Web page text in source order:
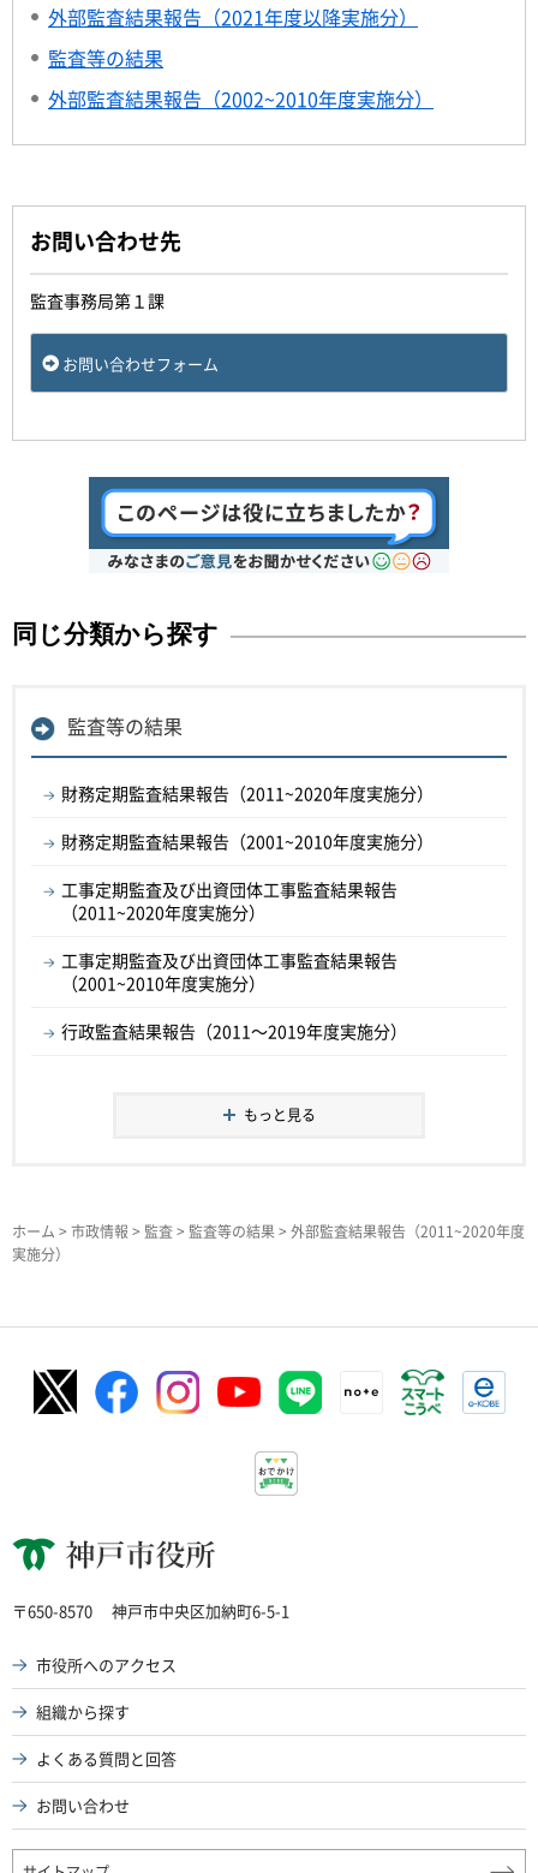
外部監査結果報告（2021年度以降実施分）
監査等の結果
外部監査結果報告（2002~2010年度実施分）
お問い合わせ先
監査事務局第１課
お問い合わせフォーム
同じ分類から探す
監査等の結果
財務定期監査結果報告（2011~2020年度実施分）
財務定期監査結果報告（2001~2010年度実施分）
工事定期監査及び出資団体工事監査結果報告
（2011~2020年度実施分）
工事定期監査及び出資団体工事監査結果報告
（2001~2010年度実施分）
行政監査結果報告（2011～2019年度実施分）
もっと見る
ホーム > 市政情報 > 監査> 監査等の結果> 外部監査結果報告（2011~2020年度
実施分）
神戸市役所
〒650-8570 神戸市中央区加納町6-5-1
市役所へのアクセス
組織から探す
よくある質問と回答
お問い合わせ